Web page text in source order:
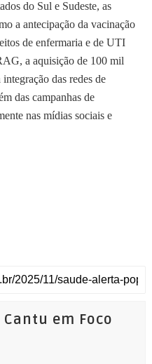
do Sul e Sudeste, as
a antecipação da vacinação
de enfermaria e de UTI
a aquisição de 100 mil
das redes de
das campanhas de
nas mídias sociais e
em Foco